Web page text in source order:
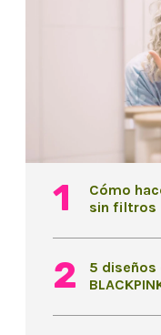
Cómo
sin filtros
5 diseños